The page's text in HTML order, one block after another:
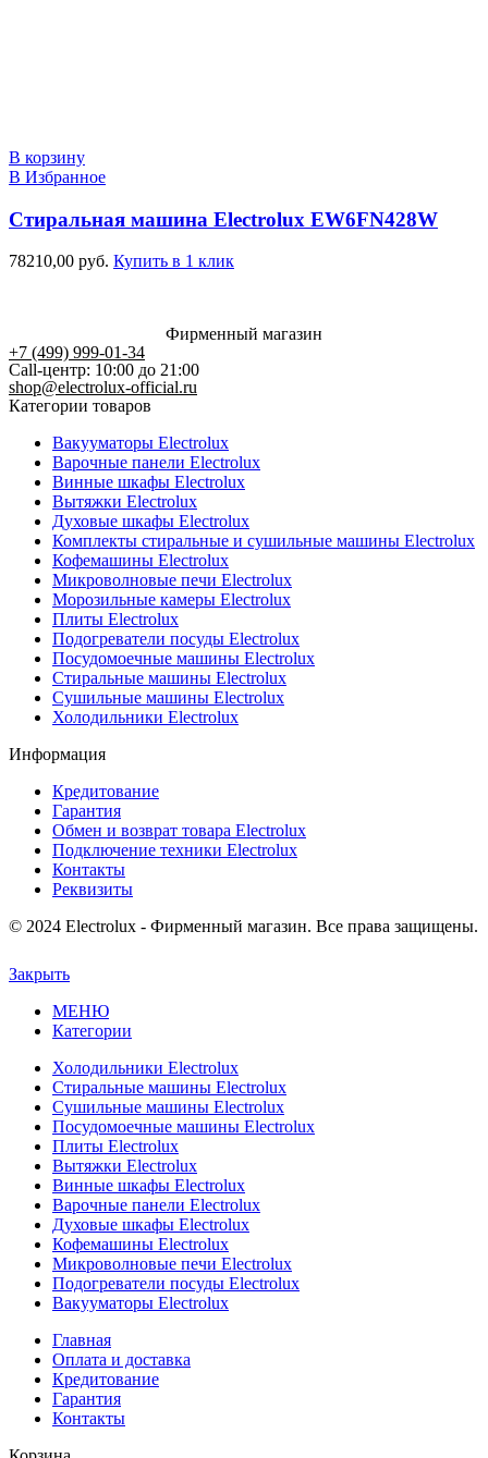
В корзину
В Избранное
Стиральная машина Electrolux EW6FN428W
78210,00 руб. Купить в 1 клик
Фирменный магазин
+7 (499) 999-01-34
Call-центр: 10:00 до 21:00
shop@electrolux-official.ru
Категории товаров
Вакууматоры Electrolux
Варочные панели Electrolux
Винные шкафы Electrolux
Вытяжки Electrolux
Духовые шкафы Electrolux
Комплекты стиральные и сушильные машины Electrolux
Кофемашины Electrolux
Микроволновые печи Electrolux
Морозильные камеры Electrolux
Плиты Electrolux
Подогреватели посуды Electrolux
Посудомоечные машины Electrolux
Стиральные машины Electrolux
Сушильные машины Electrolux
Холодильники Electrolux
Информация
Кредитование
Гарантия
Обмен и возврат товара Electrolux
Подключение техники Electrolux
Контакты
Реквизиты
© 2024 Electrolux - Фирменный магазин. Все права защищены.
Закрыть
МЕНЮ
Категории
Холодильники Electrolux
Стиральные машины Electrolux
Сушильные машины Electrolux
Посудомоечные машины Electrolux
Плиты Electrolux
Вытяжки Electrolux
Винные шкафы Electrolux
Варочные панели Electrolux
Духовые шкафы Electrolux
Кофемашины Electrolux
Микроволновые печи Electrolux
Подогреватели посуды Electrolux
Вакууматоры Electrolux
Главная
Оплата и доставка
Кредитование
Гарантия
Контакты